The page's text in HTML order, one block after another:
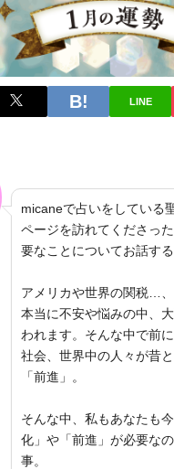
LINE
micaneで占いをしている
ページを訪れてくださっ
要なことについてお話する
アメリカや世界の関税…
本当に不安や悩みの中、
われます。そんな中で前
社会、世界中の人々が昔
「前進」。
そんな中、私もあなたも
化」や「前進」が必要な
事。